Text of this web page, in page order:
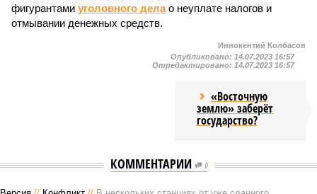
фигурантами уголовного делао неуплате налогов и
отмывании денежных средств.
Иннокентий Колбасов
Опубликовано: 14.07.2023 16:57
Отредактировано: 14.07.2023 16:57
«Восточную
землю» заберёт
государство?
КОММЕНТАРИИ 0